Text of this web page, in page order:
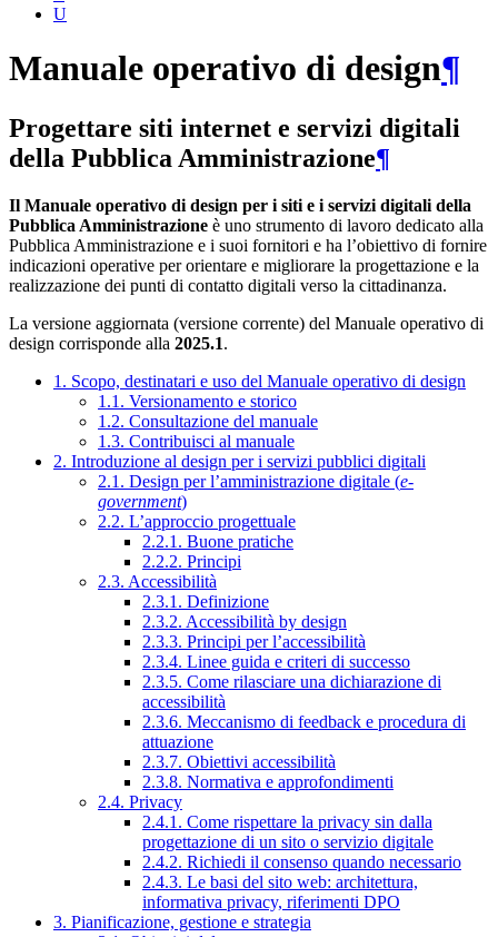
U
Manuale operativo di design¶
Progettare siti internet e servizi digitali
della Pubblica Amministrazione¶
Il Manuale operativo di design per i siti e i servizi digitali della
Pubblica Amministrazione è uno strumento di lavoro dedicato alla
Pubblica Amministrazione e i suoi fornitori e ha l’obiettivo di fornire
indicazioni operative per orientare e migliorare la progettazione e la
realizzazione dei punti di contatto digitali verso la cittadinanza.
La versione aggiornata (versione corrente) del Manuale operativo di
design corrisponde alla 2025.1.
1. Scopo, destinatari e uso del Manuale operativo di design
1.1. Versionamento e storico
1.2. Consultazione del manuale
1.3. Contribuisci al manuale
2. Introduzione al design per i servizi pubblici digitali
2.1. Design per l’amministrazione digitale (e-
government)
2.2. L’approccio progettuale
2.2.1. Buone pratiche
2.2.2. Principi
2.3. Accessibilità
2.3.1. Definizione
2.3.2. Accessibilità by design
2.3.3. Principi per l’accessibilità
2.3.4. Linee guida e criteri di successo
2.3.5. Come rilasciare una dichiarazione di
accessibilità
2.3.6. Meccanismo di feedback e procedura di
attuazione
2.3.7. Obiettivi accessibilità
2.3.8. Normativa e approfondimenti
2.4. Privacy
2.4.1. Come rispettare la privacy sin dalla
progettazione di un sito o servizio digitale
2.4.2. Richiedi il consenso quando necessario
2.4.3. Le basi del sito web: architettura,
informativa privacy, riferimenti DPO
3. Pianificazione, gestione e strategia